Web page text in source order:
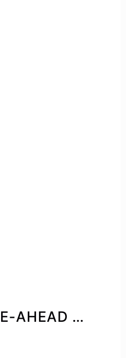
预写式日志（WRITE-AHEAD LOG）类别参数